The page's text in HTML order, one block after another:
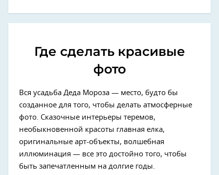
Где сделать красивые
фото
Вся усадьба Деда Мороза — место, будто бы
созданное для того, чтобы делать атмосферные
фото. Сказочные интерьеры теремов,
необыкновенной красоты главная елка,
оригинальные арт-объекты, волшебная
иллюминация — все это достойно того, чтобы
быть запечатленным на долгие годы.